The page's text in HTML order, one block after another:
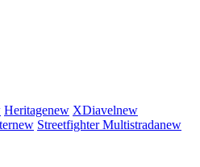
Heritagenew XDiavelnew
new StreetfighterMultistradanew